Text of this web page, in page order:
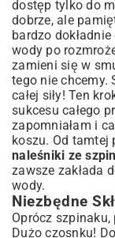
dostęp tylko do
dobrze, ale
bardzo
wody po
zamieni się w
tego nie chcemy.
całej siły! Ten
sukcesu całego
zapomniałam i
koszu. Od tamtej
naleśniki ze
zawsze zakłada
wody.
Niezbędne
Oprócz
Dużo czosnku!